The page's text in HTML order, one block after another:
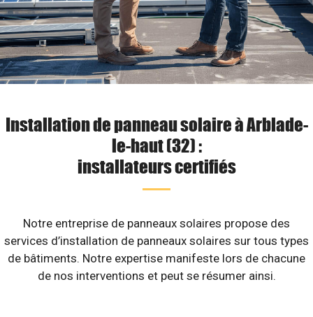
Installation de panneau solaire à Arblade-
le-haut (32) :
installateurs certifiés
Notre entreprise de panneaux solaires propose des
services d’installation de panneaux solaires sur tous types
de bâtiments. Notre expertise manifeste lors de chacune
de nos interventions et peut se résumer ainsi.